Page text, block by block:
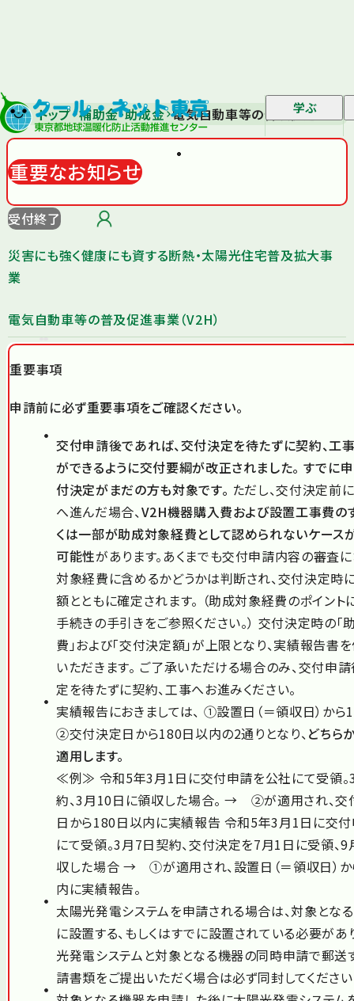
学ぶ
トップ 補助金・助成金 電気自動車等の普及促進事業（
重要なお知らせ
受付終了
災害にも強く健康にも資する断熱・太陽光住宅普及拡大事
業
電気自動車等の普及促進事業（V2H）
重要事項
申請前に必ず重要事項をご確認ください。
交付申請後であれば、交付決定を待たずに契約、工
ができるように交付要綱が改正されました。 すでに
付決定がまだの方も対象です。 ただし、交付決定前
へ進んだ場合、V2H機器購入費および設置工事費の
くは一部が助成対象経費として認められないケース
可能性があります。あくまでも交付申請内容の審査
対象経費に含めるかどうかは判断され、交付決定時
額とともに確定されます。 （助成対象経費のポイント
手続きの手引きをご参照ください。） 交付決定時の「
費」および「交付決定額」が上限となり、実績報告書
いただきます。 ご了承いただける場合のみ、交付申
定を待たずに契約、工事へお進みください。
実績報告におきましては、 ①設置日（＝領収日）から
②交付決定日から180日以内の2通りとなり、どちら
適用します。
≪例≫ 令和5年3月1日に交付申請を公社にて受領。
約、3月10日に領収した場合。 → ②が適用され、交
日から180日以内に実績報告 令和5年3月1日に交
にて受領。3月7日契約、交付決定を7月1日に受領、
収した場合 → ①が適用され、設置日（＝領収日）
内に実績報告。
太陽光発電システムを申請される場合は、対象とな
に設置する、もしくはすでに設置されている必要があ
光発電システムと対象となる機器の同時申請で郵送
請書類をご提出いただく場合は必ず同封してください